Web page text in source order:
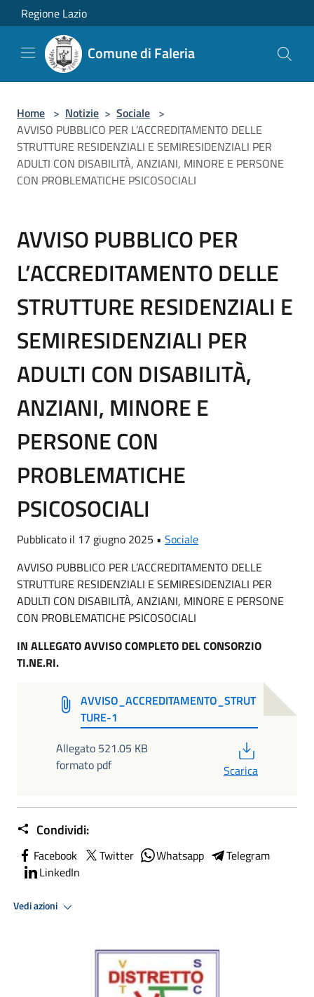
Salta al contenuto principale
Regione Lazio
Comune di Faleria
Home > Notizie > Sociale >
AVVISO PUBBLICO PER L’ACCREDITAMENTO DELLE
STRUTTURE RESIDENZIALI E SEMIRESIDENZIALI PER
ADULTI CON DISABILITÀ, ANZIANI, MINORE E PERSONE
CON PROBLEMATICHE PSICOSOCIALI
AVVISO PUBBLICO PER
L’ACCREDITAMENTO DELLE
STRUTTURE RESIDENZIALI E
SEMIRESIDENZIALI PER
ADULTI CON DISABILITÀ,
ANZIANI, MINORE E
PERSONE CON
PROBLEMATICHE
PSICOSOCIALI
Pubblicato il 17 giugno 2025 • Sociale
AVVISO PUBBLICO PER L’ACCREDITAMENTO DELLE
STRUTTURE RESIDENZIALI E SEMIRESIDENZIALI PER
ADULTI CON DISABILITÀ, ANZIANI, MINORE E PERSONE
CON PROBLEMATICHE PSICOSOCIALI
IN ALLEGATO AVVISO COMPLETO DEL CONSORZIO
TI.NE.RI.
AVVISO_ACCREDITAMENTO_STRUT
TURE-1
Allegato 521.05 KB
formato pdf
Scarica
Condividi:
Facebook Twitter Whatsapp
Telegram
LinkedIn
Vedi azioni